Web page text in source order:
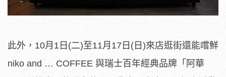
此外，10月1日(二)至11月17日(日)來店逛街還能嚐鮮
niko and … COFFEE 與瑞士百年經典品牌「阿華